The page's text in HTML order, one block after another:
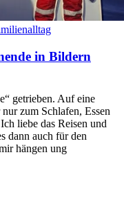
in Bildern
getrieben. Auf eine
zum Schlafen, Essen
liebe das Reisen und
dann auch für den
hängen ung